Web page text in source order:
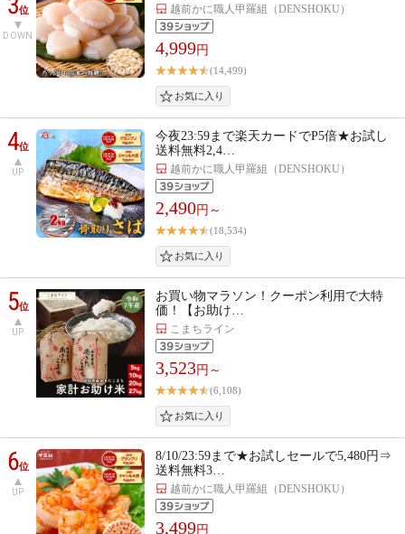
位
DOWN
越前かに職人甲羅組（DENSHOKU）
4,999円
(14,499)
4位
UP
今夜23:59まで楽天カードでP5倍★お試し
送料無料2,4…
越前かに職人甲羅組（DENSHOKU）
2,490円～
(18,534)
5位
UP
お買い物マラソン！クーポン利用で大特
価！【お助け…
こまちライン
3,523円～
(6,108)
6位
UP
8/10/23:59まで★お試しセールで5,480円⇒
送料無料3…
越前かに職人甲羅組（DENSHOKU）
3,499円